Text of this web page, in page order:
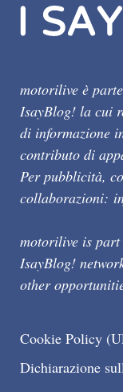
motorilive è
IsayBlog! la cui
di informazione
contributo di
Per pubblicità,
collaborazioni:
motorilive is part
IsayBlog!
other
Cookie Policy
Dichiarazione